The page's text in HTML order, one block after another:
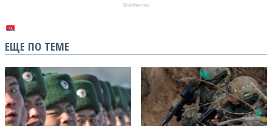
ЕЩЕ ПО ТЕМЕ